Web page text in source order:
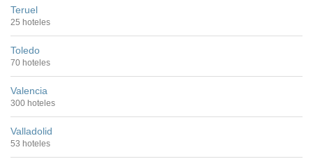
Teruel
25 hoteles
Toledo
70 hoteles
Valencia
300 hoteles
Valladolid
53 hoteles